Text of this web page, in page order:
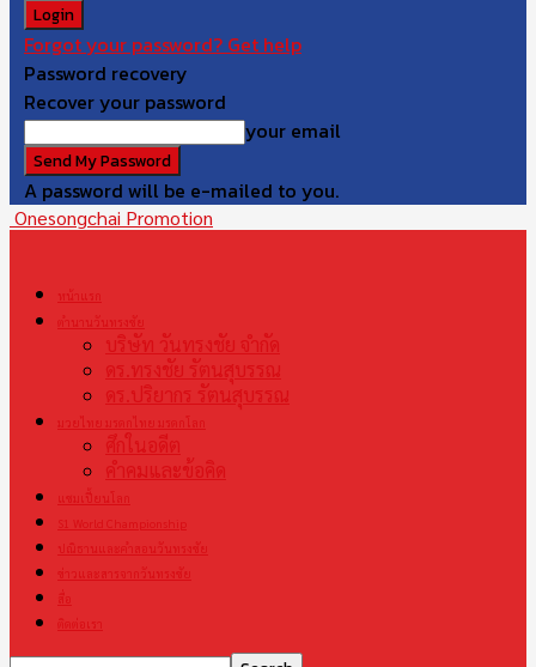
Forgot your password? Get help
Password recovery
Recover your password
your email
A password will be e-mailed to you.
Onesongchai Promotion
หน้าแรก
ตำนานวันทรงชัย
บริษัท วันทรงชัย จำกัด
ดร.ทรงชัย รัตนสุบรรณ
ดร.ปริยากร รัตนสุบรรณ
มวยไทย มรดกไทย มรดกโลก
ศึกในอดีต
คำคมและข้อคิด
แชมเปี้ยนโลก
S1 World Championship
ปณิธานและคำสอนวันทรงชัย
ข่าวและสารจากวันทรงชัย
สื่อ
ติดต่อเรา